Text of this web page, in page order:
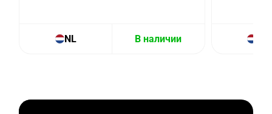
NL В наличии